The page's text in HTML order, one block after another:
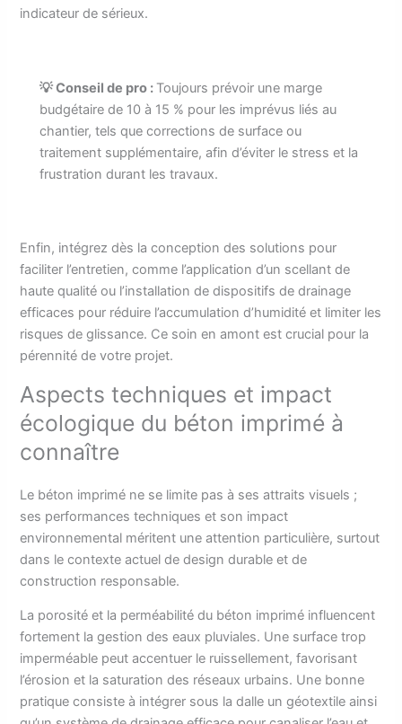
indicateur de sérieux.
💡 Conseil de pro : Toujours prévoir une marge
budgétaire de 10 à 15 % pour les imprévus liés au
chantier, tels que corrections de surface ou
traitement supplémentaire, afin d’éviter le stress et la
frustration durant les travaux.
Enfin, intégrez dès la conception des solutions pour
faciliter l’entretien, comme l’application d’un scellant de
haute qualité ou l’installation de dispositifs de drainage
efficaces pour réduire l’accumulation d’humidité et limiter les
risques de glissance. Ce soin en amont est crucial pour la
pérennité de votre projet.
Aspects techniques et impact
écologique du béton imprimé à
connaître
Le béton imprimé ne se limite pas à ses attraits visuels ;
ses performances techniques et son impact
environnemental méritent une attention particulière, surtout
dans le contexte actuel de design durable et de
construction responsable.
La porosité et la perméabilité du béton imprimé influencent
fortement la gestion des eaux pluviales. Une surface trop
imperméable peut accentuer le ruissellement, favorisant
l’érosion et la saturation des réseaux urbains. Une bonne
pratique consiste à intégrer sous la dalle un géotextile ainsi